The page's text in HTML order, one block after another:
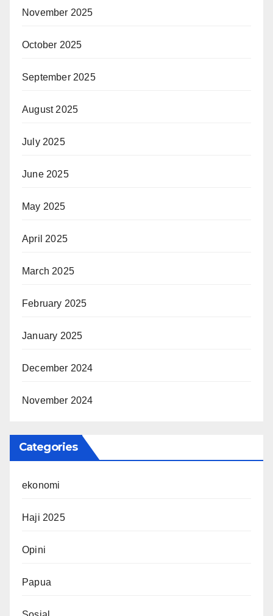
November 2025
October 2025
September 2025
August 2025
July 2025
June 2025
May 2025
April 2025
March 2025
February 2025
January 2025
December 2024
November 2024
Categories
ekonomi
Haji 2025
Opini
Papua